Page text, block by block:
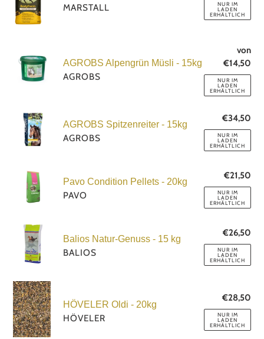
20kg
MARSTALL
NUR IM
LADEN
ERHÄLTLICH
Alpengrün
Müsli
AGROBS Alpengrün Müsli - 15kg
AGROBS
von
€14,50
NUR IM
LADEN
ERHÄLTLICH
AGROBS
Spitzenreiter
AGROBS Spitzenreiter - 15kg
AGROBS
€34,50
NUR IM
LADEN
ERHÄLTLICH
Pavo
Condition
Pellets
20kg
Pavo Condition Pellets - 20kg
PAVO
€21,50
NUR IM
LADEN
ERHÄLTLICH
Balios
Natur-
Genuss
15
kg
Balios Natur-Genuss - 15 kg
BALIOS
€26,50
NUR IM
LADEN
ERHÄLTLICH
HÖVELER
Oldi
-
20kg
HÖVELER Oldi - 20kg
HÖVELER
€28,50
NUR IM
LADEN
ERHÄLTLICH